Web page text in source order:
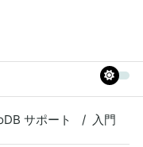
サポート 入門